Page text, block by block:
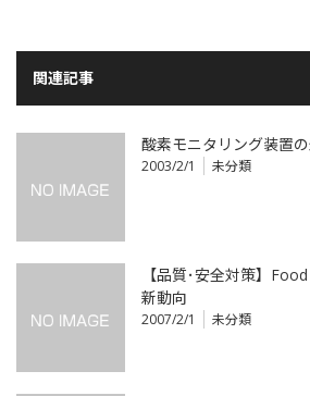
関連記事
酸素モニタリング装置
2003/2/1 未分類
【品質･安全対策】
新動向
2007/2/1 未分類